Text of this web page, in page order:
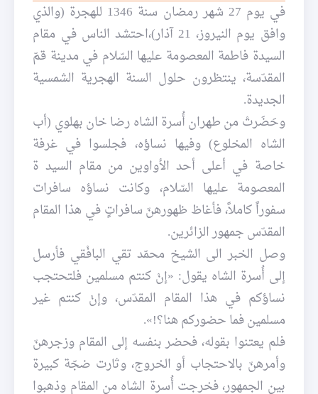
في يوم 27 شهر رمضان سنة 1346 للهجرة (والذي
وافق يوم النيروز، 21 آذار)،احتشد الناس في مقام
السيدة فاطمة المعصومة عليها السّلام في مدينة قمّ
المقدّسة، ينتظرون حلول السنة الهجرية الشمسية
الجديدة.
وحَضَرتْ من طهران أُسرة الشاه رضا خان بهلوي (أب
الشاه المخلوع) وفيها نساؤه، فجلسوا في غرفة
خاصة في أعلى أحد الأواوين من مقام السيد ة
المعصومة عليها السّلام، وكانت نساؤه سافرات
سفوراً كاملاً، فأغاظ ظهورهنّ سافراتٍ في هذا المقام
المقدّس جمهور الزائرين.
وصل الخبر الى الشيخ محمّد تقي البافْقي فأرسل
إلى أُسرة الشاه يقول: «إنْ كنتم مسلمين فلتحتجب
نساؤكم في هذا المقام المقدّس، وإنْ كنتم غير
مسلمين فما حضوركم هنا؟!».
فلم يعتنوا بقوله، فحضر بنفسه إلى المقام وزجرهنّ
وأمرهنّ بالاحتجاب أو الخروج، وثارت ضجّة كبيرة
بين الجمهور، فخرجت أُسرة الشاه من المقام وذهبوا